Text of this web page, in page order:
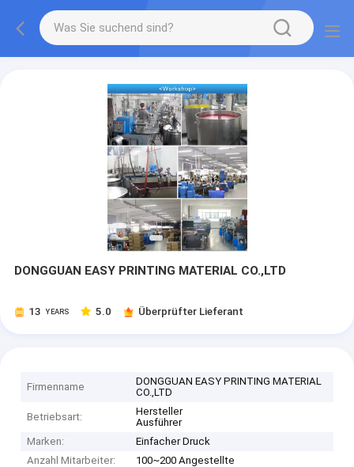
DONGGUAN EASY PRINTING MATERIAL CO.,LTD
13 YEARS 5.0 Überprüfter Lieferant
Firmenname
DONGGUAN EASY PRINTING MATERIAL
CO.,LTD
Betriebsart:
Hersteller
Ausführer
Marken:
Einfacher Druck
Anzahl Mitarbeiter:
100~200 Angestellte